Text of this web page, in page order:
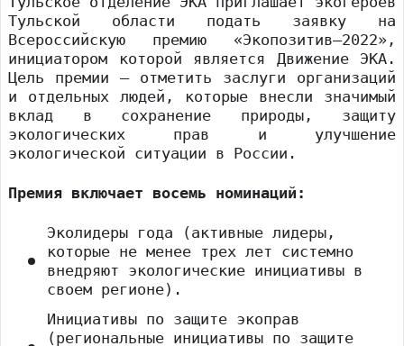
Тульской области подать заявку на
Всероссийскую премию «Экопозитив–2022»,
инициатором которой является Движение ЭКА.
Цель премии – отметить заслуги организаций
и отдельных людей, которые внесли значимый
вклад в сохранение природы, защиту
экологических прав и улучшение
экологической ситуации в России.
Премия включает восемь номинаций:
Эколидеры года (активные лидеры,
которые не менее трех лет системно
внедряют экологические инициативы в
своем регионе).
Инициативы по защите экоправ
(региональные инициативы по защите